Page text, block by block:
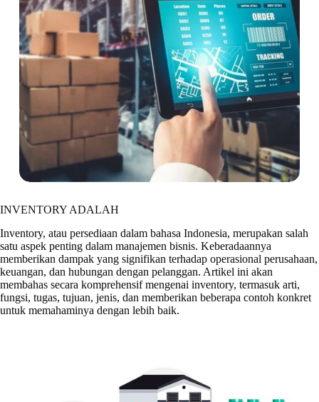
INVENTORY ADALAH
Inventory, atau persediaan dalam bahasa Indonesia, merupakan salah
satu aspek penting dalam manajemen bisnis. Keberadaannya
memberikan dampak yang signifikan terhadap operasional perusahaan,
keuangan, dan hubungan dengan pelanggan. Artikel ini akan
membahas secara komprehensif mengenai inventory, termasuk arti,
fungsi, tugas, tujuan, jenis, dan memberikan beberapa contoh konkret
untuk memahaminya dengan lebih baik.